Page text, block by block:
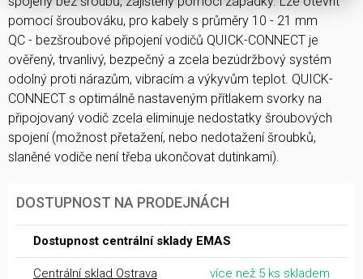
pomocí šroubováku, pro kabely s průměry 10 - 21 mm
QC - bezšroubové připojení vodičů QUICK-CONNECT je
ověřený, trvanlivý, bezpečný a zcela bezúdržbový systém
odolný proti nárazům, vibracím a výkyvům teplot. QUICK-
CONNECT s optimálně nastaveným přítlakem svorky na
připojovaný vodič zcela eliminuje nedostatky šroubových
spojení (možnost přetažení, nebo nedotažení šroubků,
slaněné vodiče není třeba ukončovat dutinkami).
DOSTUPNOST NA PRODEJNÁCH
Dostupnost centrální sklady EMAS
Centrální sklad Ostrava více než 5 ks skladem